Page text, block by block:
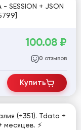
SESSION + JSON
100.08 ₽
0 отзывов
Купить
(+351). Tdata +
⚡️